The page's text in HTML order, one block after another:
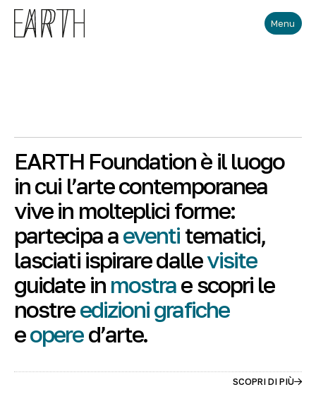
Skip to main content
Menu
EARTH Foundation è il luogo
in cui l’arte contemporanea
vive in molteplici forme:
partecipa aeventi tematici,
lasciati ispirare dallevisite
guidate in mostrae scopri le
nostreedizioni grafiche
eopered’arte.
SCOPRI DI PIÙ